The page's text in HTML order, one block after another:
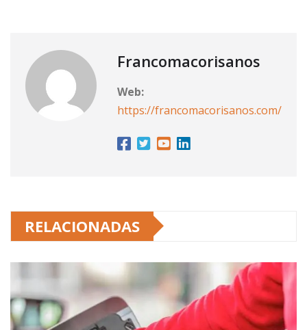
Francomacorisanos
Web:
https://francomacorisanos.com/
RELACIONADAS